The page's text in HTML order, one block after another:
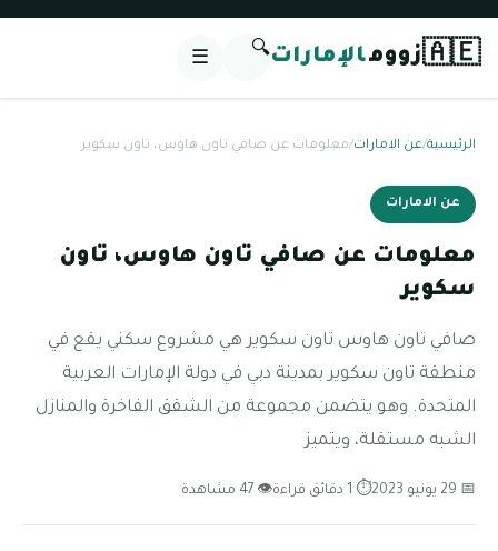
🇦🇪زوومالإمارات🔍
☰
الرئيسية/عن الامارات/معلومات عن صافي تاون هاوس، تاون سكوير
عن الامارات
معلومات عن صافي تاون هاوس، تاون
سكوير
صافي تاون هاوس تاون سكوير هي مشروع سكني يقع في
منطقة تاون سكوير بمدينة دبي في دولة الإمارات العربية
المتحدة. وهو يتضمن مجموعة من الشقق الفاخرة والمنازل
الشبه مستقلة، ويتميز
📅 29 يونيو 2023 ⏱ 1 دقائق قراءة 👁 47 مشاهدة